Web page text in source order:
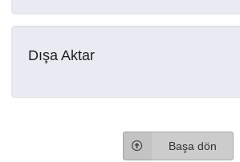
Dışa Aktar
Başa dön